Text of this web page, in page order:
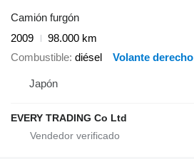
Camión furgón
2009
98.000 km
Combustible diésel Volante derecho
Japón
EVERY TRADING Co Ltd